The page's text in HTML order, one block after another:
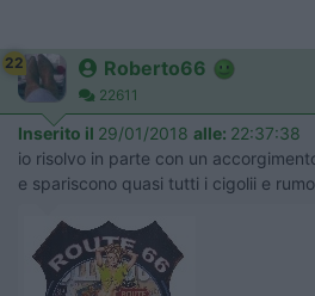
22 Roberto66
22611
Inserito il 29/01/2018 alle: 22:37:38
io risolvo in parte con un
e spariscono quasi tutti i cigolii e